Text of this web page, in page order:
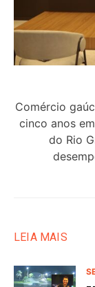
Comércio
cinco anos
do Rio
LEIA MAIS